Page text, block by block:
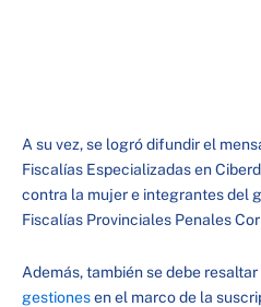
A su vez, se logró difundir el
Fiscalías Especializadas en
contra la mujer e integrantes del
Fiscalías Provinciales Penales
Además, también se debe resaltar
gestionesen el marco de la